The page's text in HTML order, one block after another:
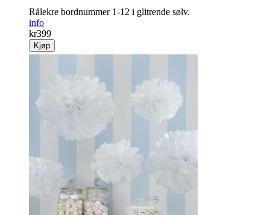
Rålekre bordnummer 1-12 i glitrende sølv.
info
kr399
Kjøp